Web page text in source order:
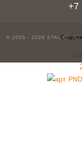
+7
© 2005 - 2026 STAL-DS.RU